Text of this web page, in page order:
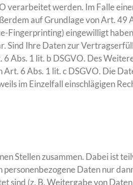
verarbeitet werden. Im Falle
auf Grundlage von Art. 49
Fingerprinting) eingewilligt
Sind Ihre Daten zur
1 lit. b DSGVO. Des
6 Abs. 1 lit. c DSGVO. Die
im Einzelfall einschlägigen
Stellen zusammen. Dabei ist
Daten nur
(z. B. Weitergabe von